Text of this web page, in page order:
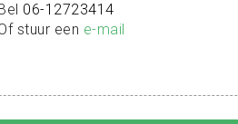
Bel 06-12723414
stuur een e-mail